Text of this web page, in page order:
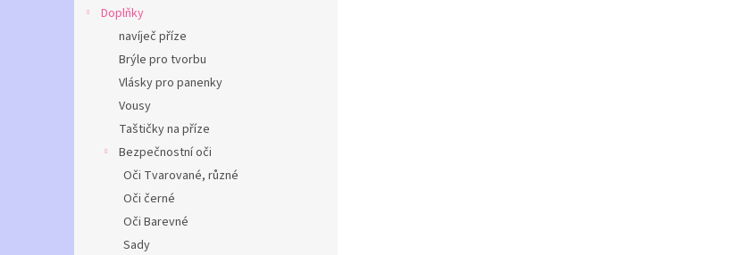
Doplňky
navíječ příze
Brýle pro tvorbu
Vlásky pro panenky
Vousy
Taštičky na příze
Bezpečnostní oči
Oči Tvarované, různé
Oči černé
Oči Barevné
Sady